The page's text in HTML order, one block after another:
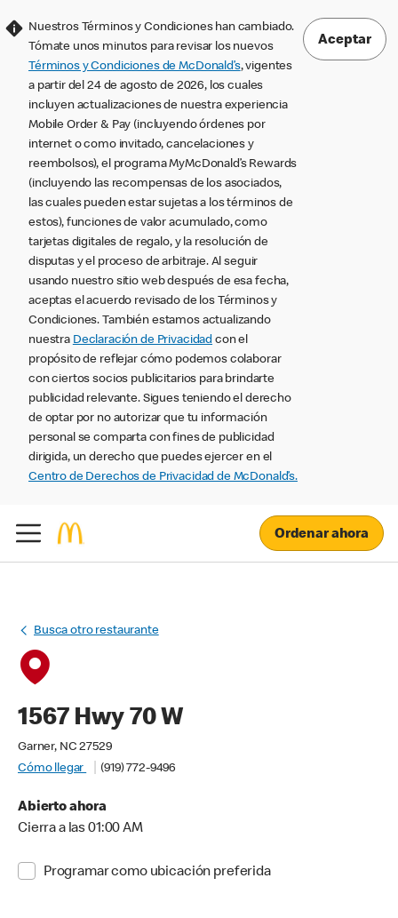
Nuestros Términos y Condiciones han cambiado.
Tómate unos minutos para revisar los nuevos
Términos y Condiciones de McDonald’s, vigentes
a partir del 24 de agosto de 2026, los cuales
incluyen actualizaciones de nuestra experiencia
Mobile Order & Pay (incluyendo órdenes por
internet o como invitado, cancelaciones y
reembolsos), el programa MyMcDonald’s Rewards
(incluyendo las recompensas de los asociados,
las cuales pueden estar sujetas a los términos de
estos), funciones de valor acumulado, como
tarjetas digitales de regalo, y la resolución de
disputas y el proceso de arbitraje. Al seguir
usando nuestro sitio web después de esa fecha,
aceptas el acuerdo revisado de los Términos y
Condiciones. También estamos actualizando
nuestra Declaración de Privacidad con el
propósito de reflejar cómo podemos colaborar
con ciertos socios publicitarios para brindarte
publicidad relevante. Sigues teniendo el derecho
de optar por no autorizar que tu información
personal se comparta con fines de publicidad
dirigida, un derecho que puedes ejercer en el
Centro de Derechos de Privacidad de McDonald’s.
Aceptar
Ordenar ahora
Busca otro restaurante
1567 Hwy 70 W
Garner, NC 27529
Cómo llegar
(919) 772-9496
Abierto ahora
Cierra a las 01:00 AM
Programar como ubicación preferida